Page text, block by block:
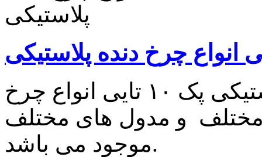
پک ۱۰ تایی انواع چرخ دنده پلاستیکی پک ۱۰ تایی انواع چرخ
مختلف و مدول های مختلف
موجود می باشد.